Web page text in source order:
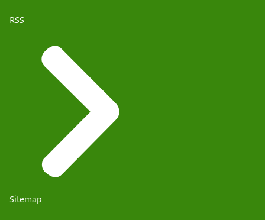
RSS
Sitemap